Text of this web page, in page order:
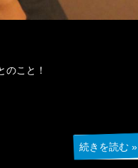
のこと！
続きを読む »